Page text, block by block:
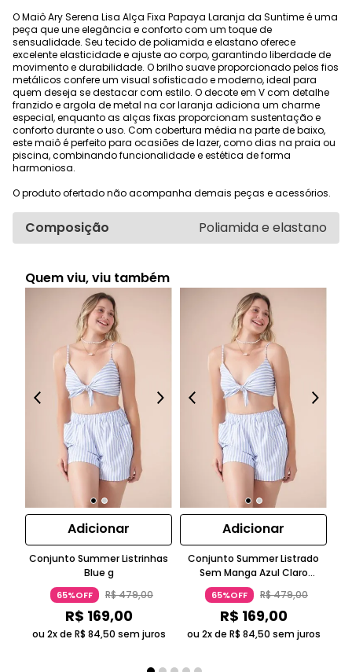
O Maiô Ary Serena Lisa Alça Fixa Papaya Laranja da Suntime é uma
peça que une elegância e conforto com um toque de
sensualidade. Seu tecido de poliamida e elastano oferece
excelente elasticidade e ajuste ao corpo, garantindo liberdade de
movimento e durabilidade. O brilho suave proporcionado pelos fios
metálicos confere um visual sofisticado e moderno, ideal para
quem deseja se destacar com estilo. O decote em V com detalhe
franzido e argola de metal na cor laranja adiciona um charme
especial, enquanto as alças fixas proporcionam sustentação e
conforto durante o uso. Com cobertura média na parte de baixo,
este maiô é perfeito para ocasiões de lazer, como dias na praia ou
piscina, combinando funcionalidade e estética de forma
harmoniosa.
O produto ofertado não acompanha demais peças e acessórios.
Composição Poliamida e elastano
Quem viu, viu também
Adicionar
Conjunto Summer Listrinhas
Blue g
65%OFF R$479,00
R$ 169,00
ou 2x de R$ 84,50 sem juros
Adicionar
Conjunto Summer Listrado
Sem Manga Azul Claro
Suntime
65%OFF R$479,00
R$ 169,00
ou 2x de R$ 84,50 sem juros